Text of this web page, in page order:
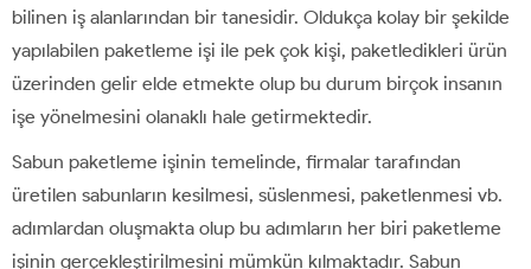
bilinen iş alanlarından bir tanesidir. Oldukça kolay bir şekilde
yapılabilen paketleme işi ile pek çok kişi, paketledikleri ürün
üzerinden gelir elde etmekte olup bu durum birçok insanın
işe yönelmesini olanaklı hale getirmektedir.
Sabun paketleme işinin temelinde, firmalar tarafından
üretilen sabunların kesilmesi, süslenmesi, paketlenmesi vb.
adımlardan oluşmakta olup bu adımların her biri paketleme
işinin gerçekleştirilmesini mümkün kılmaktadır. Sabun